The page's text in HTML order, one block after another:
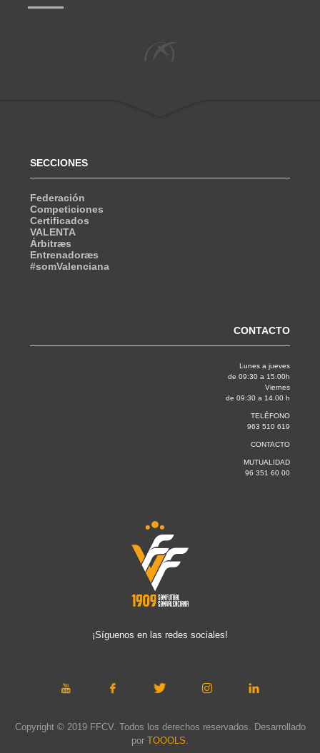
SECCIONES
Federación
Competiciones
Certificados
VALENTA
Árbitræs
Entrenadoræs
#somValenciana
CONTACTO
Lunes a jueves
de 09:30 a 15.00h
Viernes
de 09:30 a 14.00 h
TELÉFONO
963 510 619
CONTACTO
MUTUALIDAD
96 351 60 00
¡Síguenos en las redes sociales!
Copyright © 2019 FFCV. Todos los derechos reservados. Desarrollado
por TOOOLS.